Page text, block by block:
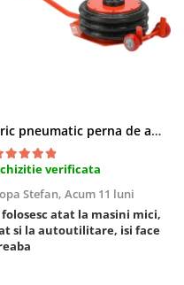
Cric pneumatic perna de aer cu inaltator 6T
verificata
Stefan, Acum 11 luni
atat la masini mici,
si la autoutilitare, isi face